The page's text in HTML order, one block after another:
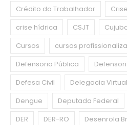
Crédito do Trabalhador
crise hídrica
CSJT
Cursos
cursos
Defensoria Pública
Defesa Civil
Delegacia Virtual
Dengue
Deputada Federal
DER
DER-RO Desenrola